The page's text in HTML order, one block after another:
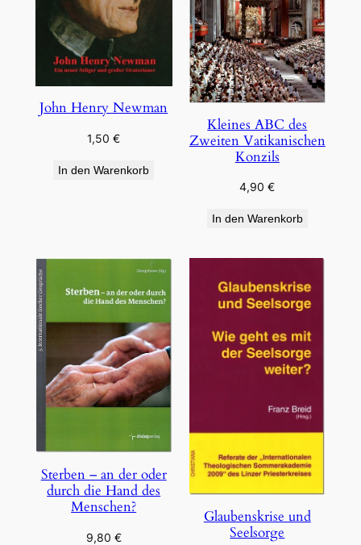
John Henry Newman
1,50€
In den Warenkorb
Kleines ABC des
Zweiten Vatikanischen
Konzils
4,90€
In den Warenkorb
Sterben – an der oder
durch die Hand des
Menschen?
9,80 €
Glaubenskrise und
Seelsorge